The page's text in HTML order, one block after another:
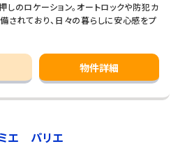
しのロケーション。オートロックや防犯カ
されており、日々の暮らしに安心感をプ
物件詳細
ミエ パリエ